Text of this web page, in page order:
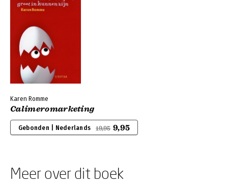
Karen Romme
Calimeromarketing
Gebonden | Nederlands 19,95 9,95
Meer over dit boek